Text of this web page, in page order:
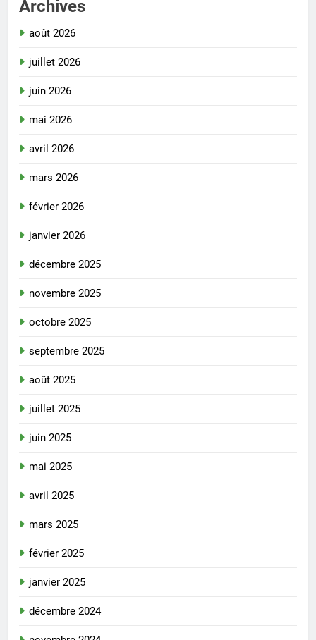
Archives
août 2026
juillet 2026
juin 2026
mai 2026
avril 2026
mars 2026
février 2026
janvier 2026
décembre 2025
novembre 2025
octobre 2025
septembre 2025
août 2025
juillet 2025
juin 2025
mai 2025
avril 2025
mars 2025
février 2025
janvier 2025
décembre 2024